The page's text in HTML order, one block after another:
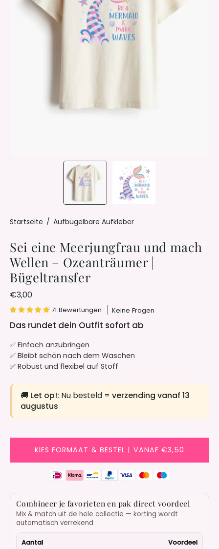
Startseite / Aufbügelbare Aufkleber
Sei eine Meerjungfrau und mach
Wellen – Ozeanträumer |
Bügeltransfer
€3,00
71 Bewertungen Keine Fragen
Das rundet dein Outfit sofort ab
✅ Einfach anzubringen
✅ Bleibt schön nach dem Waschen
✅ Robust und flexibel auf Stoff
🚚 Let op!: Nu besteld = verzending vanaf 13
augustus
KIES FORMAAT & BESTEL | VANAF €3,50
Combineer je favorieten en pak direct voordeel
Mix & match uit de hele collectie — korting wordt
automatisch verrekend
Aantal Voordeel